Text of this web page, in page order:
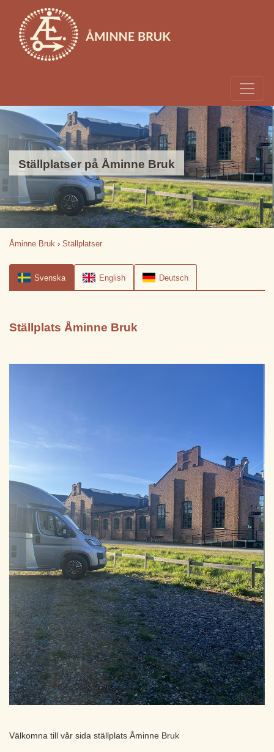
Ställplatser på Åminne Bruk
Åminne Bruk › Ställplatser
Svenska English Deutsch
Ställplats Åminne Bruk
Välkomna till vår sida ställplats Åminne Bruk